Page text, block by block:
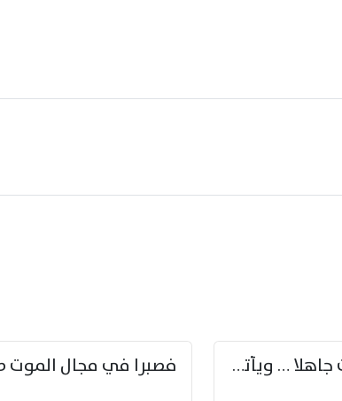
ستبدي لك الأيام ما كنت جاهلا … ويأتيك بالأخبار من لم تزوّد